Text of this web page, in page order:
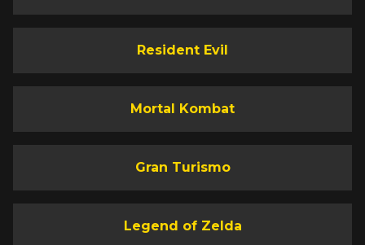
Resident Evil
Mortal Kombat
Gran Turismo
Legend of Zelda